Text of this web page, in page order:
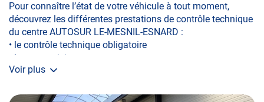
Pour connaître l’état de votre véhicule à tout moment,
découvrez les différentes prestations de contrôle technique
du centre AUTOSUR LE-MESNIL-ESNARD :
• le contrôle technique obligatoire
• la contre-visite
• le contrôle pollution
• Le contrôle de la Catégorie L (moto, scooter, mobylette, 3
Voir plus